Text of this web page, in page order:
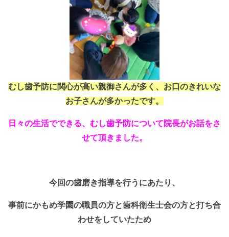
むし歯予防に関心が高い親御さんが多く、 お口のきれいな
お子さんが多かったです。
日々の生活でできる、むし歯予防について院長がお話をさ
せて頂きました。
今回の歯磨き指導を行うにあたり、
事前にかもめ学園の職員の方と歯科衛生士会の方と打ち合
わせをしていたため